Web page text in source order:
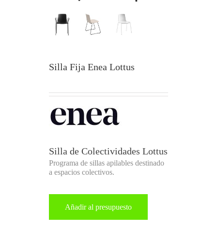
Silla Fija Enea Lottus
Silla de Colectividades Lottus
Programa de sillas apilables destinado
a espacios colectivos.
Añadir al presupuesto